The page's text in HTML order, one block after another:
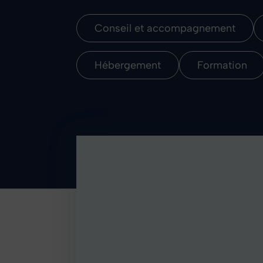
Conseil et accompagnement
Hébergement Formation